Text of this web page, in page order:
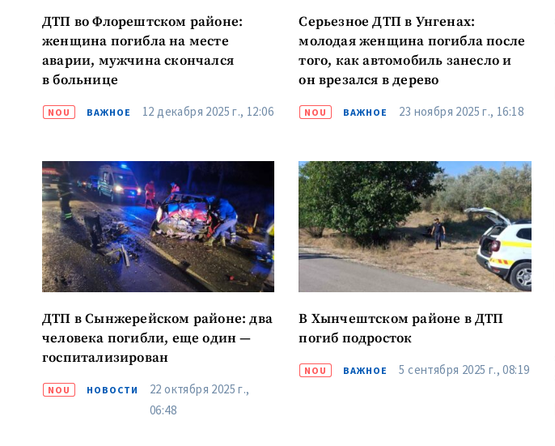
ДТП во Флорештском районе:
женщина погибла на месте
аварии, мужчина скончался
в больнице
NOU ВАЖНОЕ 12 декабря 2025 г., 12:06
Серьезное ДТП в Унгенах:
молодая женщина погибла после
того, как автомобиль занесло и
он врезался в дерево
NOU ВАЖНОЕ 23 ноября 2025 г., 16:18
ДТП в Сынжерейском районе: два
человека погибли, еще один —
госпитализирован
NOU НОВОСТИ
22 октября 2025 г.,
06:48
В Хынчештском районе в ДТП
погиб подросток
NOU ВАЖНОЕ 5 сентября 2025 г., 08:19